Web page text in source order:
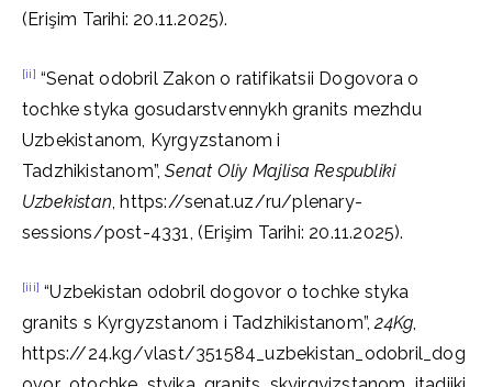
(Erişim Tarihi: 20.11.2025).
[ii] “Senat odobril Zakon o ratifikatsii Dogovora o
tochke styka gosudarstvennykh granits mezhdu
Uzbekistanom, Kyrgyzstanom i
Tadzhikistanom”,Senat Oliy Majlisa Respubliki
Uzbekistan, https://senat.uz/ru/plenary-
sessions/post-4331, (Erişim Tarihi: 20.11.2025).
[iii] “Uzbekistan odobril dogovor o tochke styka
granits s Kyrgyzstanom i Tadzhikistanom”,24Kg,
https://24.kg/vlast/351584_uzbekistan_odobril_dog